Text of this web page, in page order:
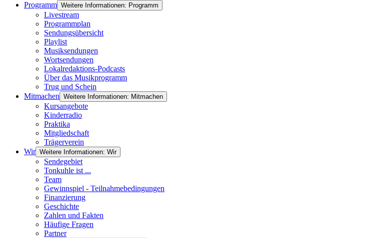
Programm Weitere Informationen: Programm
Livestream
Programmplan
Sendungsübersicht
Playlist
Musiksendungen
Wortsendungen
Lokalredaktions-Podcasts
Über das Musikprogramm
Trug und Schein
Mitmachen Weitere Informationen: Mitmachen
Kursangebote
Kinderradio
Praktika
Mitgliedschaft
Trägerverein
Wir Weitere Informationen: Wir
Sendegebiet
Tonkuhle ist ...
Team
Gewinnspiel - Teilnahmebedingungen
Finanzierung
Geschichte
Zahlen und Fakten
Häufige Fragen
Partner